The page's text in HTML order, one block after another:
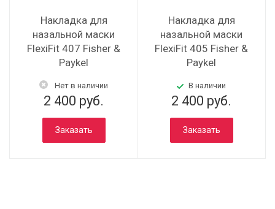
Накладка для
назальной маски
FlexiFit 407 Fisher &
Paykel
Нет в наличии
2 400 руб.
Заказать
Накладка для
назальной маски
FlexiFit 405 Fisher &
Paykel
В наличии
2 400 руб.
Заказать